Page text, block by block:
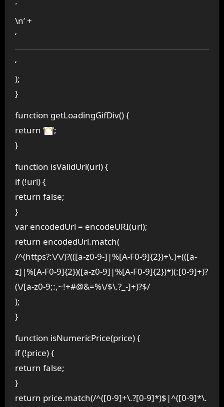
‘
\n’ +
‘
‘
);
}
function getLoadingGifDiv() {
return ‘
‘;
}
function isValidUrl(url) {
if (!url) {
return false;
}
var encodedUrl = encodeURI(url);
return encodedUrl.match(
/^(https?:\/\/)?(([a-z0-9-]|%[A-F0-9]{2})+\.)+(([a-
z]|%[A-F0-9]{2})([a-z0-9]|%[A-F0-9]{2})*)(:[0-9]+)?
(\/[a-z0-9;:,~!+#@&=%\/$\.?_-]+)?$/
);
}
function isNumericPrice(price) {
if (!price) {
return false;
}
return price.match(/^([0-9]+\.?[0-9]*)$|^([0-9]*\.